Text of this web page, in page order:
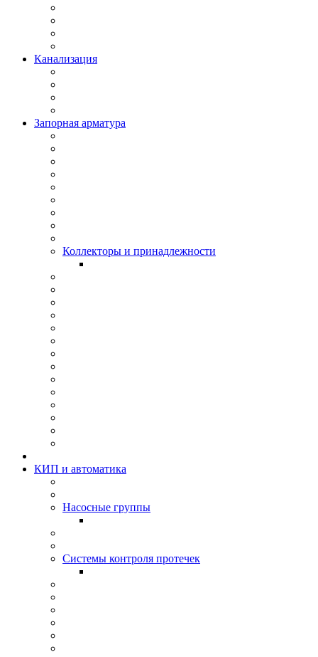
Канализация
Запорная арматура
Коллекторы и принадлежности
КИП и автоматика
Насосные группы
Системы контроля протeчек